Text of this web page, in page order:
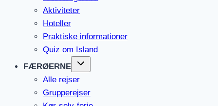
Aktiviteter
Hoteller
Praktiske informationer
Quiz om Island
FÆRØERNE
Alle rejser
Grupperejser